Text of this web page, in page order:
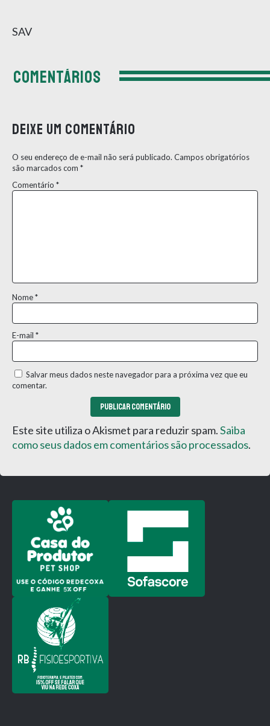
SAV
COMENTÁRIOS
Deixe um comentário
O seu endereço de e-mail não será publicado. Campos obrigatórios
são marcados com *
Comentário *
Nome*
E-mail *
Salvar meus dados neste navegador para a próxima vez que eu
comentar.
Este site utiliza o Akismet para reduzir spam.Saiba
como seus dados em comentários são processados.